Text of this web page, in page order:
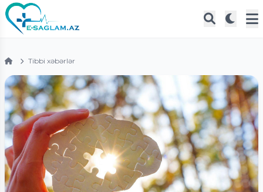
Tibbi xəbərlər